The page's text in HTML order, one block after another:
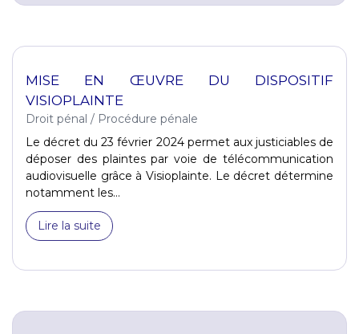
MISE EN ŒUVRE DU DISPOSITIF
VISIOPLAINTE
Droit pénal / Procédure pénale
Le décret du 23 février 2024 permet aux justiciables de
déposer des plaintes par voie de télécommunication
audiovisuelle grâce à Visioplainte. Le décret détermine
notamment les...
Lire la suite